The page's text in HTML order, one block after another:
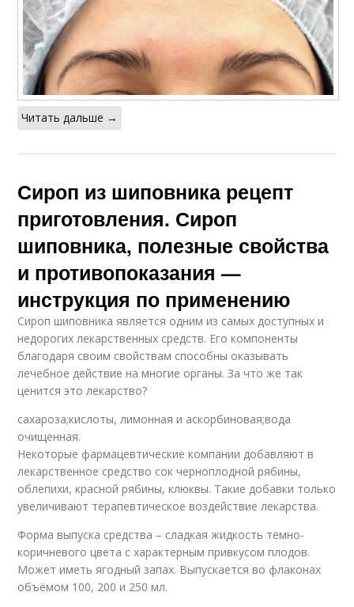
Читать дальше →
Сироп из шиповника рецепт
приготовления. Сироп
шиповника, полезные свойства
и противопоказания —
инструкция по применению
Сироп шиповника является одним из самых доступных и
недорогих лекарственных средств. Его компоненты
благодаря своим свойствам способны оказывать
лечебное действие на многие органы. За что же так
ценится это лекарство?
сахароза;кислоты, лимонная и аскорбиновая;вода
очищенная.
Некоторые фармацевтические компании добавляют в
лекарственное средство сок черноплодной рябины,
облепихи, красной рябины, клюквы. Такие добавки только
увеличивают терапевтическое воздействие лекарства.
Форма выпуска средства – сладкая жидкость тёмно-
коричневого цвета с характерным привкусом плодов.
Может иметь ягодный запах. Выпускается во флаконах
объёмом 100, 200 и 250 мл.